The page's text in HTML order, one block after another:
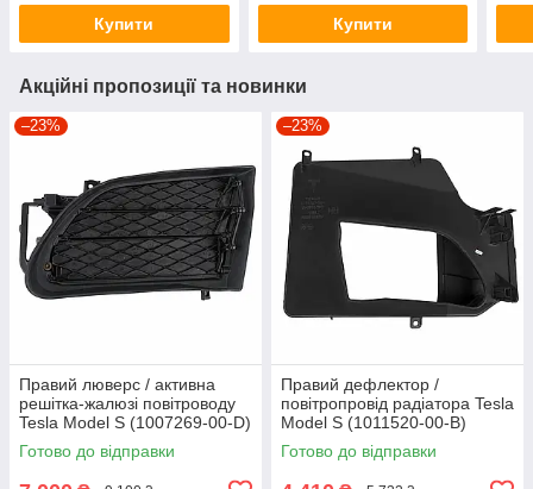
Купити Купити
Акційні пропозиції та новинки
–23%
Правий люверс / активна
решітка-жалюзі повітроводу
Tesla Model S (1007269-00-D)
(оригінал, б/в)
Готово до відправки
–23%
Правий дефлектор /
повітропровід радіатора Tesla
Model S (1011520-00-B)
(оригінал, б/в)
Готово до відправки